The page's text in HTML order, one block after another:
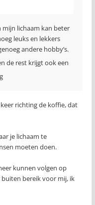
mijn lichaam kan beter
leuks en lekkers
andere hobby’s.
de rest krijgt ook een
richting de koffie, dat
je lichaam te
moeten doen.
kunnen volgen op
bereik voor mij, ik